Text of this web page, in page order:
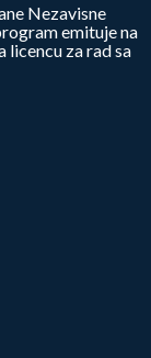
Nezavisne
emituje na
za rad sa